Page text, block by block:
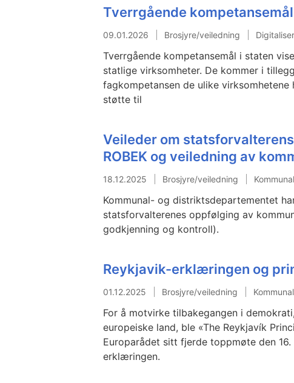
Tverrgående
09.01.2026 Brosjyre/veiledning
Tverrgående kompetansemål i staten
statlige virksomheter. De kommer i
fagkompetansen de ulike
støtte til
Veileder om
ROBEK og veiledning av
18.12.2025 Brosjyre/veiledning
Kommunal- og distriktsdepartementet
statsforvalterenes oppfølging av
godkjenning og kontroll).
Reykjavik-erklæringen og
01.12.2025 Brosjyre/veiledning
For å motvirke tilbakegangen i
europeiske land, ble «The Reykjavík
Europarådet sitt fjerde toppmøte den
erklæringen.